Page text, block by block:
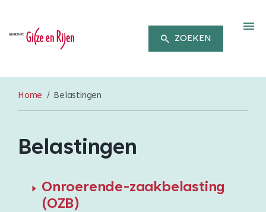
ZOEKEN
Home Belastingen
Belastingen
Onroerende-zaakbelasting
(OZB)